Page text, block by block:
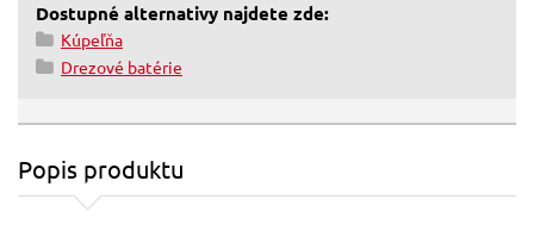
Dostupné alternativy najdete zde:
Kúpeľňa
Drezové batérie
Popis produktu